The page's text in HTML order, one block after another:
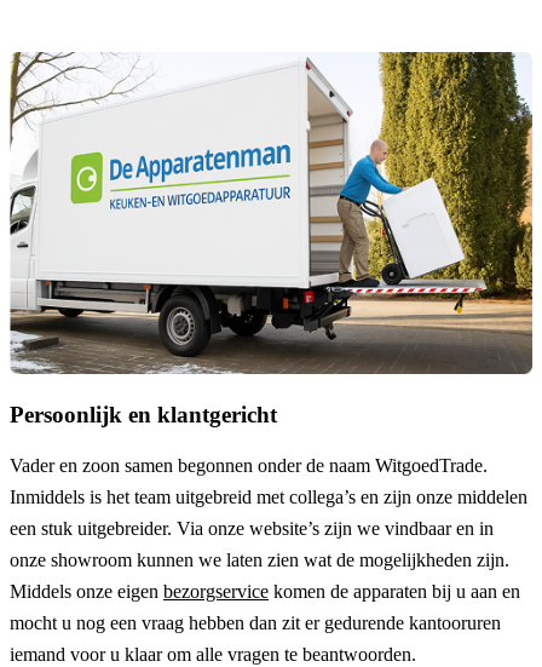
Persoonlijk en klantgericht
Vader en zoon samen begonnen onder de naam WitgoedTrade.
Inmiddels is het team uitgebreid met collega’s en zijn onze middelen
een stuk uitgebreider. Via onze website’s zijn we vindbaar en in
onze showroom kunnen we laten zien wat de mogelijkheden zijn.
Middels onze eigen bezorgservice komen de apparaten bij u aan en
mocht u nog een vraag hebben dan zit er gedurende kantooruren
iemand voor u klaar om alle vragen te beantwoorden.